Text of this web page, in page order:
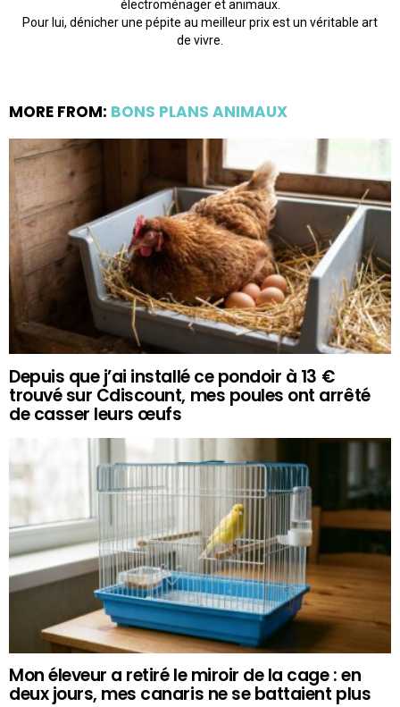
électroménager et animaux.
Pour lui, dénicher une pépite au meilleur prix est un véritable art
de vivre.
MORE FROM: BONS PLANS ANIMAUX
Depuis que j’ai installé ce pondoir à 13 €
trouvé sur Cdiscount, mes poules ont arrêté
de casser leurs œufs
Mon éleveur a retiré le miroir de la cage : en
deux jours, mes canaris ne se battaient plus